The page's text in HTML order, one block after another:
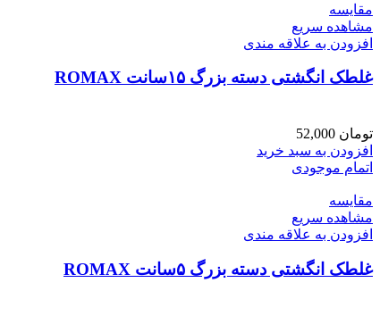
مقایسه
مشاهده سریع
افزودن به علاقه مندی
غلطک انگشتی دسته بزرگ ۱۵سانت ROMAX
تومان
افزودن به سبد خرید
اتمام موجودی
مقایسه
مشاهده سریع
افزودن به علاقه مندی
غلطک انگشتی دسته بزرگ ۵سانت ROMAX